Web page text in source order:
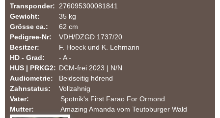
v
o
m
T
e
Transponder:
276095300081841
Gewicht:
35 kg
Grösse ca.:
62 cm
Pedigree-Nr:
VDH/DZGD 1737/20
Besitzer:
F. Hoeck und K. Lehmann
HD - Grad:
- A -
HUS | PRKG2: DCM-frei 2023 | N/N
Audiometrie:
Beidseitig hörend
Zahnstatus:
Vollzahnig
Vater:
Spotnik's First Farao For Ormond
Mutter:
Amazing Amanda vom Teutoburger Wald